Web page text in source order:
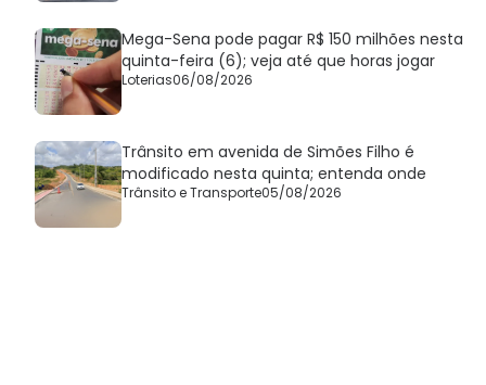
Mega-Sena pode pagar R$ 150 milhões nesta
quinta-feira (6); veja até que horas jogar
Loterias06/08/2026
Trânsito em avenida de Simões Filho é
modificado nesta quinta; entenda onde
Trânsito e Transporte05/08/2026